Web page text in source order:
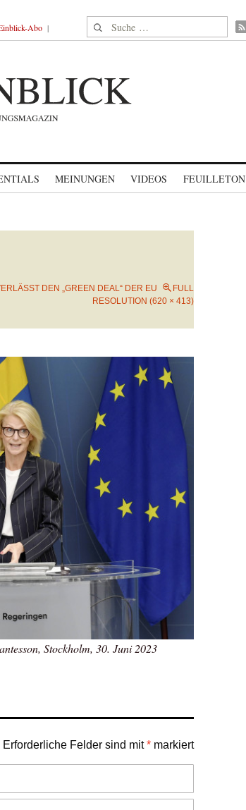
Abo Suche nach:
MEINUNGEN VIDEOS FEUILLETON
DEN „GREEN DEAL“ DER EU
FULL
RESOLUTION (620 × 413)
Stockholm, 30. Juni 2023
Erforderliche Felder sind mit* markiert